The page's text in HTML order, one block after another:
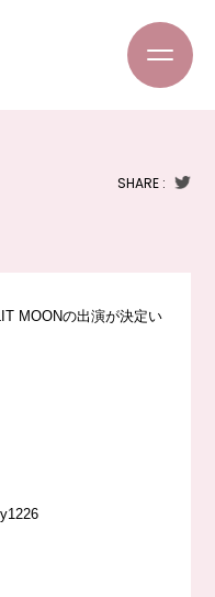
SHARE :
MOONの出演が決定い